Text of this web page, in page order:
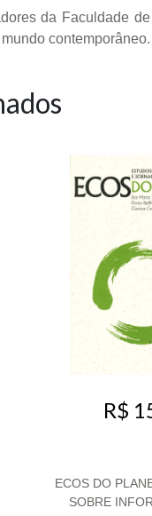
da Faculdade
contemporâneo.
R$
ECOS DO
SOBRE